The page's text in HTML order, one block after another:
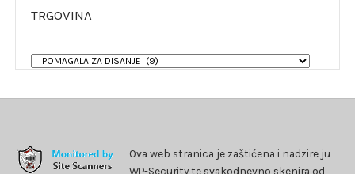
TRGOVINA
Ova web stranica je zaštićena i nadzire ju
WP-Security te svakodnevno skenira od